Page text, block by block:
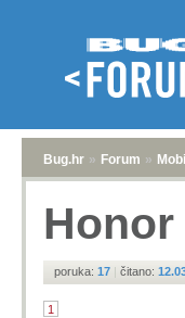
Bug.hr » Forum »
Honor
poruka: 17 | čitano:
1